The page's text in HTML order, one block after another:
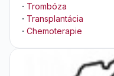
· Trombóza
· Transplantácia
· Chemoterapie